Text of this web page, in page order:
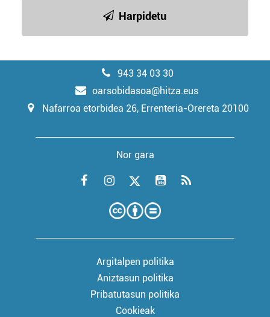
Harpidetu
943 34 03 30
oarsobidasoa@hitza.eus
Nafarroa etorbidea 26, Errenteria-Orereta 20100
Nor gara
Argitalpen politika
Aniztasun politika
Pribatutasun politika
Cookieak